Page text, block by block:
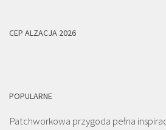
CEP ALZACJA 2026
POPULARNE
Patchworkowa przygoda pełna